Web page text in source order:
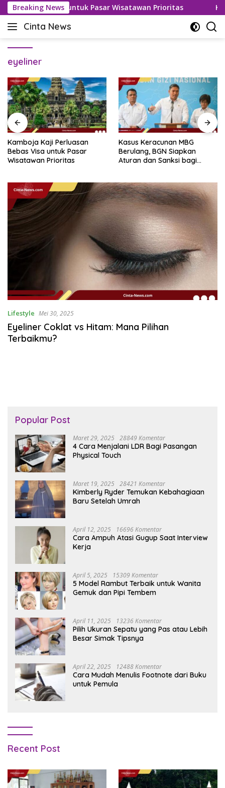
Langsung
ke
konten
Breaking News
Bebas Visa untuk Pasar Wisatawan Prioritas
Cinta News
Cinta
Kabar
Terkini,
Penuh
Inspirasi!
eyeliner
Kasus Keracunan MBG
Berulang, BGN Siapkan
Aturan dan Sanksi bagi
Tersangka Korupsi
Tunjangan DPRD, Eks Ketua
Ponorogo Punya Harta
Lifestyle Mei 30, 2025
Eyeliner Coklat vs Hitam: Mana Pilihan
Terbaikmu?
Popular Post
Maret 29, 2025 28849 Komentar
4 Cara Menjalani LDR Bagi Pasangan
Physical Touch
Maret 19, 2025 28421 Komentar
Kimberly Ryder Temukan Kebahagiaan
Baru Setelah Umrah
April 12, 2025 16696 Komentar
Cara Ampuh Atasi Gugup Saat Interview
Kerja
April 5, 2025 15309 Komentar
5 Model Rambut Terbaik untuk Wanita
Gemuk dan Pipi Tembem
April 11, 2025 13236 Komentar
Pilih Ukuran Sepatu yang Pas atau Lebih
Besar Simak Tipsnya
April 22, 2025 12488 Komentar
Cara Mudah Menulis Footnote dari Buku
untuk Pemula
Recent Post